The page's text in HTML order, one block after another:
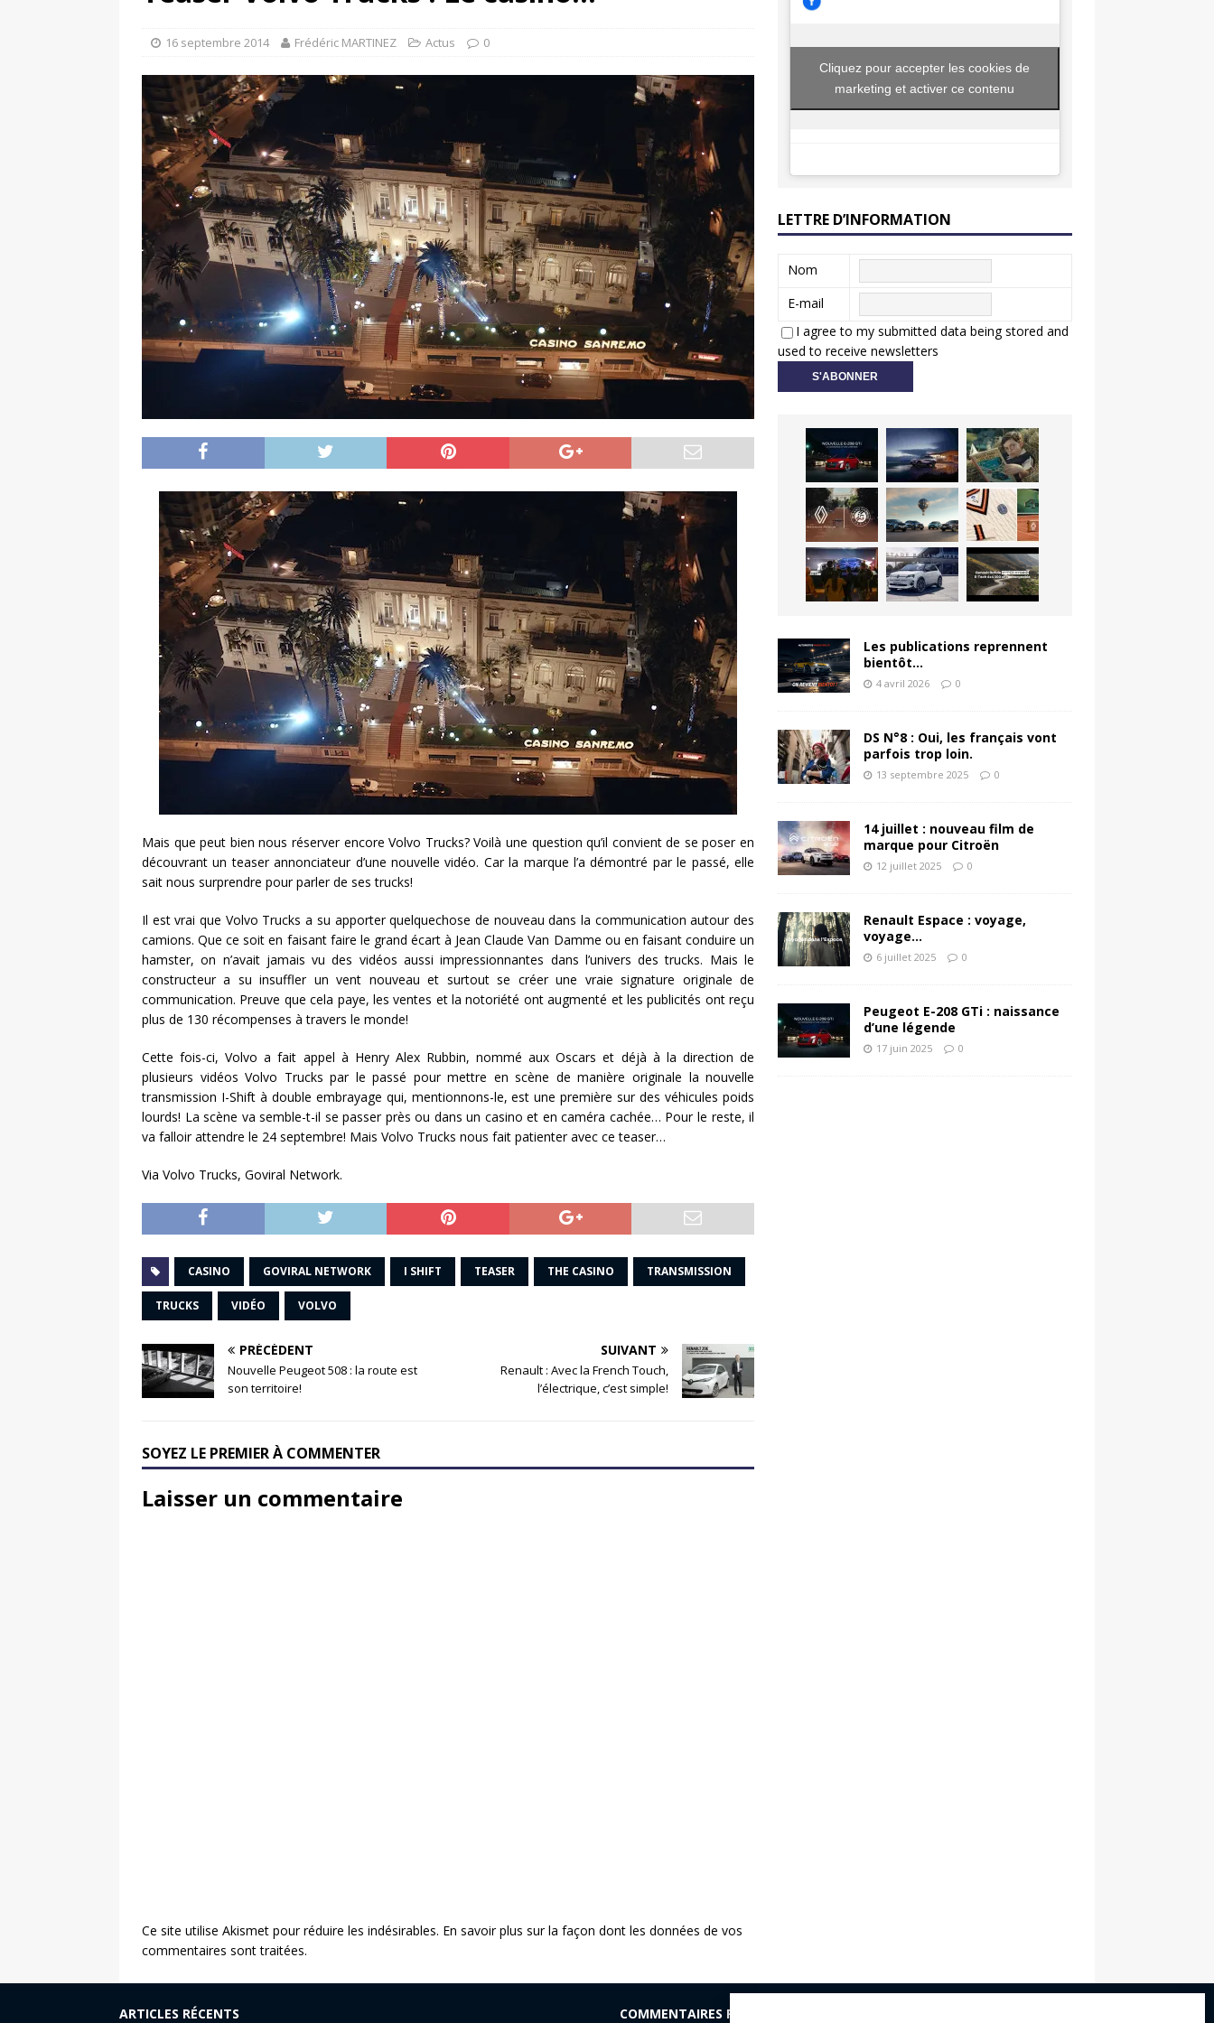
[ 11 avril 2020 ] #StayHome : Honda dévoile un spot publicitaire… confiné!
16 septembre 2014 Frédéric MARTINEZ Actus 0
Mais que peut bien nous réserver encore Volvo Trucks? Voilà une question qu’il convient de se poser en
découvrant un teaser annonciateur d’une nouvelle vidéo. Car la marque l’a démontré par le passé, elle
sait nous surprendre pour parler de ses trucks!
Il est vrai que Volvo Trucks a su apporter quelquechose de nouveau dans la communication autour des
camions. Que ce soit en faisant faire le grand écart à Jean Claude Van Damme ou en faisant conduire un
hamster, on n’avait jamais vu des vidéos aussi impressionnantes dans l’univers des trucks. Mais le
constructeur a su insuffler un vent nouveau et surtout se créer une vraie signature originale de
communication. Preuve que cela paye, les ventes et la notoriété ont augmenté et les publicités ont reçu
plus de 130 récompenses à travers le monde!
Cette fois-ci, Volvo a fait appel à Henry Alex Rubbin, nommé aux Oscars et déjà à la direction de
plusieurs vidéos Volvo Trucks par le passé pour mettre en scène de manière originale la nouvelle
transmission I-Shift à double embrayage qui, mentionnons-le, est une première sur des véhicules poids
lourds! La scène va semble-t-il se passer près ou dans un casino et en caméra cachée… Pour le reste, il
va falloir attendre le 24 septembre! Mais Volvo Trucks nous fait patienter avec ce teaser…
Via Volvo Trucks, Goviral Network.
CASINO GOVIRAL NETWORK I SHIFT TEASER THE CASINO TRANSMISSION
TRUCKS VIDÉO VOLVO
PRÉCÉDENT
Nouvelle Peugeot 508 : la route est
son territoire!
SUIVANT
Renault : Avec la French Touch,
l’électrique, c’est simple!
SOYEZ LE PREMIER À COMMENTER
Laisser un commentaire
Ce site utilise Akismet pour réduire les indésirables. En savoir plus sur la façon dont les données de vos
commentaires sont traitées.
Cliquez pour accepter les cookies de
marketing et activer ce contenu
LETTRE D’INFORMATION
Nom
E-mail
I agree to my submitted data being stored and
used to receive newsletters
Les publications reprennent
bientôt…
4 avril 2026 0
DS N°8 : Oui, les français vont
parfois trop loin.
13 septembre 2025 0
14 juillet : nouveau film de
marque pour Citroën
12 juillet 2025 0
Renault Espace : voyage,
voyage…
6 juillet 2025 0
Peugeot E-208 GTi : naissance
d’une légende
17 juin 2025 0
ARTICLES RÉCENTS COMMENTAIRES RÉCENTS